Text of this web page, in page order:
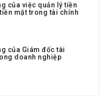
của việc quản lý tiền
mặt trong tài chính
của Giám đốc tài
doanh nghiệp